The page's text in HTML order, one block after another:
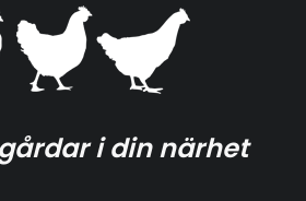
i din närhet